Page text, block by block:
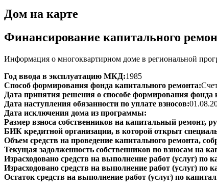
Дом на карте
Финансирование капитального
Информация о многоквартирном доме в региональной
Год ввода в эксплуатацию МКД:1985
Способ формирования фонда капитального ремонта:
Дата принятия решения о способе формирования фонда
Дата наступления обязанности по уплате взносов:
Дата исключения дома из программы:
Размер взноса собственников на капитальный ремонт,
БИК кредитной организации, в которой открыт
Объем средств на проведение капитального ремонта,
Текущая задолженность собственников по взносам на
Израсходовано средств на выполнение работ (услуг) по
Израсходовано средств на выполнение работ (услуг) по
Остаток средств на выполнение работ (услуг) по